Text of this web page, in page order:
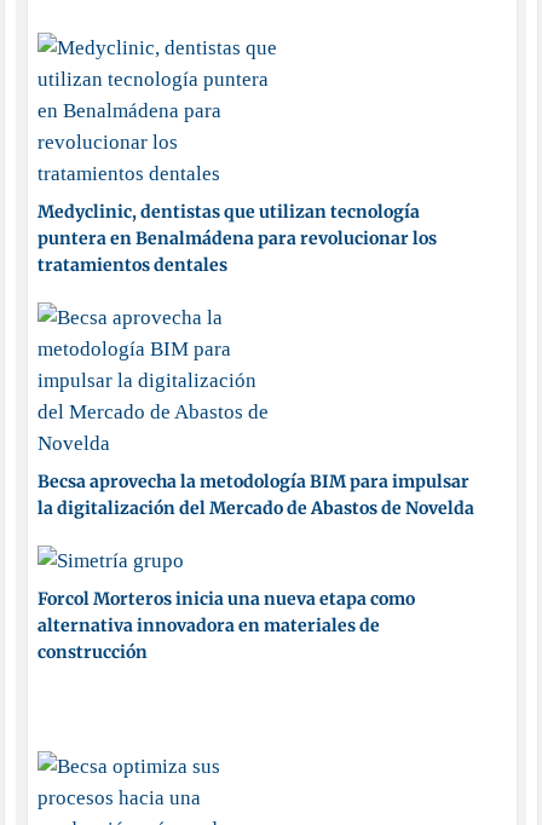
Medyclinic, dentistas que utilizan tecnología
puntera en Benalmádena para revolucionar los
tratamientos dentales
Becsa aprovecha la metodología BIM para impulsar
la digitalización del Mercado de Abastos de Novelda
Forcol Morteros inicia una nueva etapa como
alternativa innovadora en materiales de
construcción